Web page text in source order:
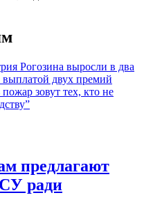
Рогозина выросли в два
выплатой двух премий
зовут тех, кто не
предлагают
ради